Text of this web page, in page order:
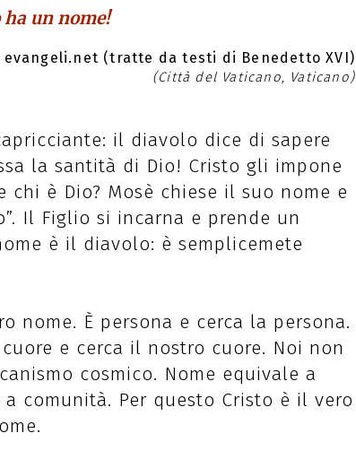
ha un nome!
evangeli.net (tratte da testi di Benedetto XVI)
(Città del Vaticano, Vaticano)
il diavolo dice di sapere
la santità di Dio! Cristo gli impone
chi è Dio? Mosè chiese il suo nome e
Il Figlio si incarna e prende un
è il diavolo: è semplicemete
nome. È persona e cerca la persona.
e cerca il nostro cuore. Noi non
cosmico. Nome equivale a
comunità. Per questo Cristo è il vero